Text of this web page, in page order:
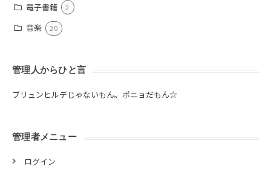
電子書籍 2
音楽 20
管理人からひと言
ブリュンヒルデじゃないもん。ポニョだもん☆
管理者メニュー
ログイン